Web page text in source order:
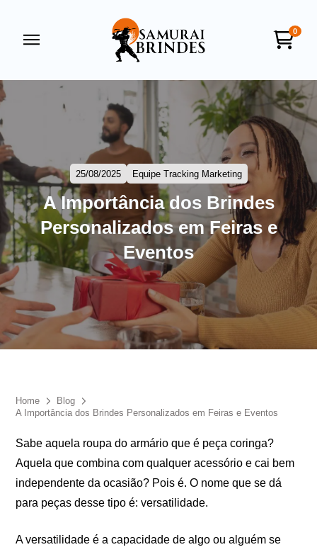
0
25/08/2025 Equipe Tracking Marketing
A Importância dos Brindes
Personalizados em Feiras e
Eventos
Home
Blog
A Importância dos Brindes Personalizados em Feiras e Eventos
Sabe aquela roupa do armário que é peça coringa?
Aquela que combina com qualquer acessório e cai bem
independente da ocasião? Pois é. O nome que se dá
para peças desse tipo é: versatilidade.
A versatilidade é a capacidade de algo ou alguém se
Samurai Brindes
+55
Eu concordo em receber comunicações.
qualquer momento.
Iniciar conversa